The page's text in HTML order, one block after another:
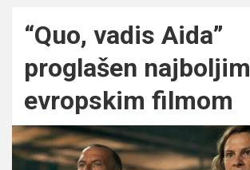
“Quo, vadis Aida”
proglašen najboljim
evropskim filmom